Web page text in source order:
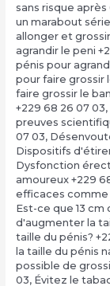
sans risque après
un marabout
allonger et
agrandir le peni
pénis pour
pour faire grossir
faire grossir le
+229 68 26 07 03,
preuves
07 03,
Dispositifs
Dysfonction
amoureux +229
efficaces comme
Est-ce que 13 cm
d'augmenter la
taille du pénis?
la taille du pénis
possible de
03, Évitez le